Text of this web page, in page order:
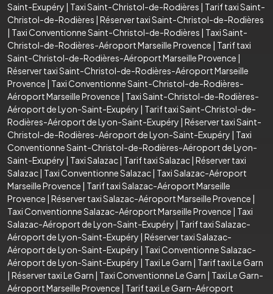
Saint-Exupéry | Taxi Saint-Christol-de-Rodières | Tarif taxi Saint-
Christol-de-Rodières | Réserver taxi Saint-Christol-de-Rodières
| Taxi Conventionne Saint-Christol-de-Rodières | Taxi Saint-
Christol-de-Rodières-Aéroport Marseille Provence | Tarif taxi
Saint-Christol-de-Rodières-Aéroport Marseille Provence |
Réserver taxi Saint-Christol-de-Rodières-Aéroport Marseille
Provence | Taxi Conventionne Saint-Christol-de-Rodières-
Aéroport Marseille Provence | Taxi Saint-Christol-de-Rodières-
Aéroport de Lyon-Saint-Exupéry | Tarif taxi Saint-Christol-de-
Rodières-Aéroport de Lyon-Saint-Exupéry | Réserver taxi Saint-
Christol-de-Rodières-Aéroport de Lyon-Saint-Exupéry | Taxi
Conventionne Saint-Christol-de-Rodières-Aéroport de Lyon-
Saint-Exupéry | Taxi Salazac| Tarif taxi Salazac| Réserver taxi
Salazac| Taxi Conventionne Salazac| Taxi Salazac-Aéroport
Marseille Provence | Tarif taxi Salazac-Aéroport Marseille
Provence | Réserver taxi Salazac-Aéroport Marseille Provence |
Taxi Conventionne Salazac-Aéroport Marseille Provence | Taxi
Salazac-Aéroport de Lyon-Saint-Exupéry | Tarif taxi Salazac-
Aéroport de Lyon-Saint-Exupéry | Réserver taxi Salazac-
Aéroport de Lyon-Saint-Exupéry | Taxi Conventionne Salazac-
Aéroport de Lyon-Saint-Exupéry | Taxi Le Garn | Tarif taxi Le Garn
| Réserver taxi Le Garn | Taxi Conventionne Le Garn | Taxi Le Garn-
Aéroport Marseille Provence | Tarif taxi Le Garn-Aéroport